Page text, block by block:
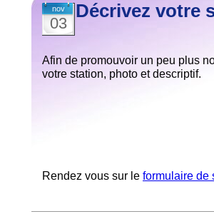
nov
03
Décrivez votre
Afin de promouvoir un peu plus
votre station, photo et descriptif.
Rendez vous sur le formulaire de